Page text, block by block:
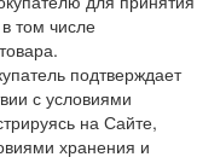
том числе
подтверждает
с условиями
на Сайте,
хранения и